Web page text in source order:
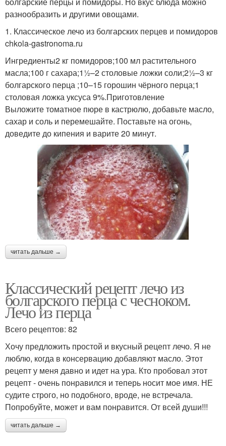
разнообразить и другими овощами.
1. Классическое лечо из болгарских перцев и помидоров
chkola-gastronoma.ru
Ингредиенты2 кг помидоров;100 мл растительного
масла;100 г сахара;1½–2 столовые ложки соли;2½–3 кг
болгарского перца ;10–15 горошин чёрного перца;1
столовая ложка уксуса 9%.Приготовление
Выложите томатное пюре в кастрюлю, добавьте масло,
сахар и соль и перемешайте. Поставьте на огонь,
доведите до кипения и варите 20 минут.
читать дальше →
Классический рецепт лечо из
болгарского перца с чесноком.
Лечо из перца
Всего рецептов: 82
Хочу предложить простой и вкусный рецепт лечо. Я не
люблю, когда в консервацию добавляют масло. Этот
рецепт у меня давно и идет на ура. Кто пробовал этот
рецепт - очень понравился и теперь носит мое имя. НЕ
судите строго, но подобного, вроде, не встречала.
Попробуйте, может и вам понравится. От всей души!!!
читать дальше →